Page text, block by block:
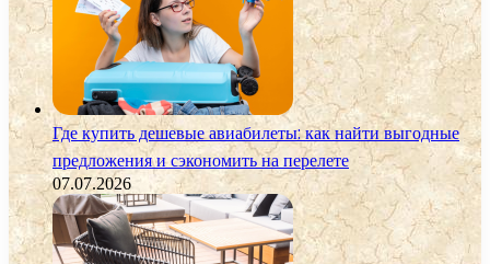
Где купить дешевые авиабилеты: как найти выгодные
предложения и сэкономить на перелете
07.07.2026